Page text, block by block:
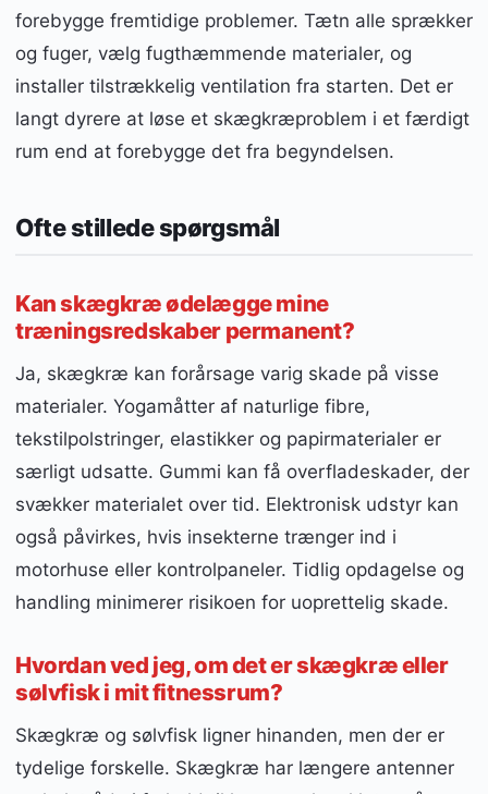
forebygge fremtidige problemer. Tætn alle sprækker
og fuger, vælg fugthæmmende materialer, og
installer tilstrækkelig ventilation fra starten. Det er
langt dyrere at løse et skægkræproblem i et færdigt
rum end at forebygge det fra begyndelsen.
Ofte stillede spørgsmål
Kan skægkræ ødelægge mine
træningsredskaber permanent?
Ja, skægkræ kan forårsage varig skade på visse
materialer. Yogamåtter af naturlige fibre,
tekstilpolstringer, elastikker og papirmaterialer er
særligt udsatte. Gummi kan få overfladeskader, der
svækker materialet over tid. Elektronisk udstyr kan
også påvirkes, hvis insekterne trænger ind i
motorhuse eller kontrolpaneler. Tidlig opdagelse og
handling minimerer risikoen for uoprettelig skade.
Hvordan ved jeg, om det er skægkræ eller
sølvfisk i mit fitnessrum?
Skægkræ og sølvfisk ligner hinanden, men der er
tydelige forskelle. Skægkræ har længere antenner